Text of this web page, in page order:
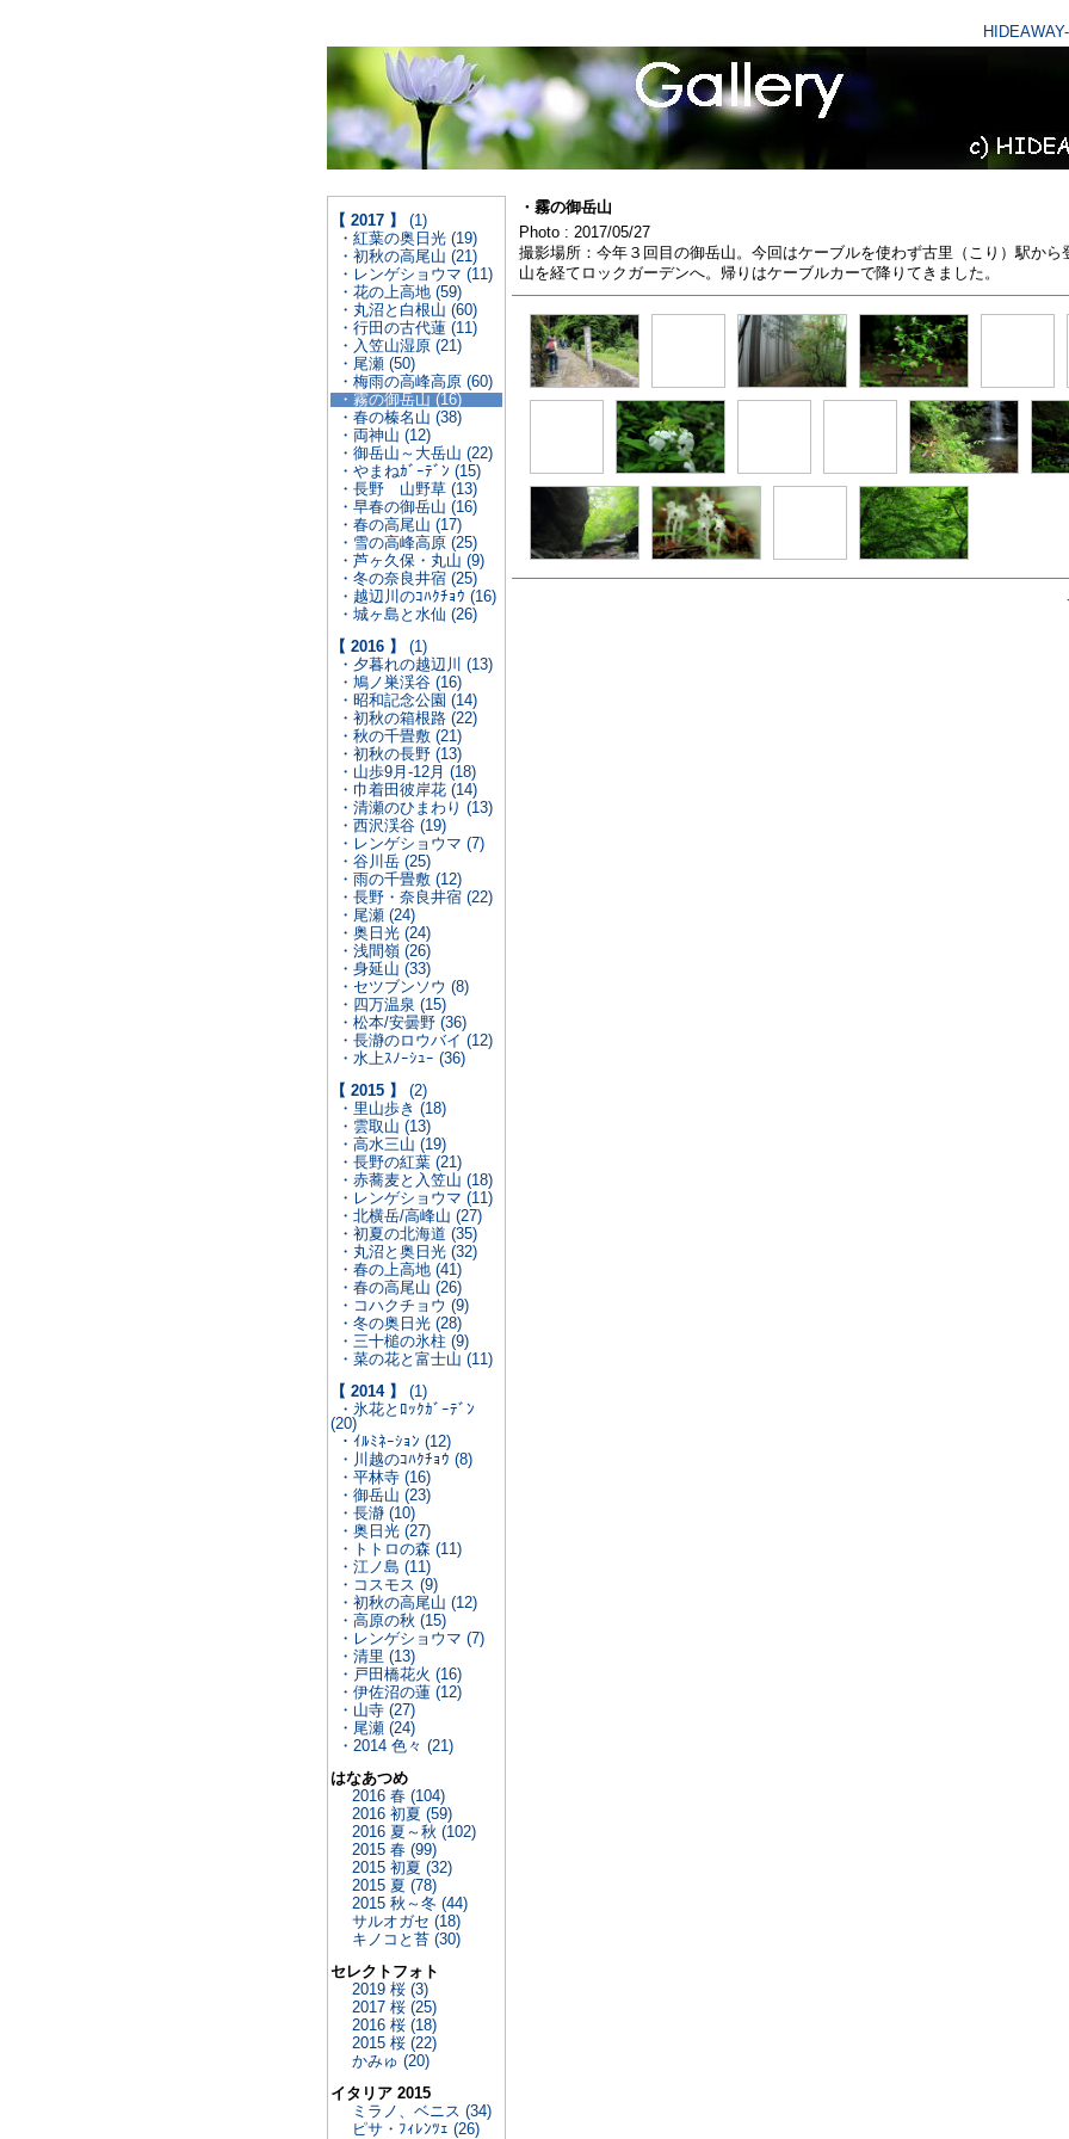
【 2017 】
(1)
・紅葉の奥日光 (19)
・初秋の高尾山 (21)
・レンゲショウマ (11)
・花の上高地 (59)
・丸沼と白根山 (60)
・行田の古代蓮 (11)
・入笠山湿原 (21)
・尾瀬 (50)
・梅雨の高峰高原 (60)
・霧の御岳山 (16)
・春の榛名山 (38)
・両神山 (12)
・御岳山～大岳山 (22)
・やまねｶﾞｰﾃﾞﾝ (15)
・長野 山野草 (13)
・早春の御岳山 (16)
・春の高尾山 (17)
・雪の高峰高原 (25)
・芦ヶ久保・丸山 (9)
・冬の奈良井宿 (25)
・越辺川のｺﾊｸﾁｮｳ (16)
・城ヶ島と水仙 (26)
【 2016 】
(1)
・夕暮れの越辺川 (13)
・鳩ノ巣渓谷 (16)
・昭和記念公園 (14)
・初秋の箱根路 (22)
・秋の千畳敷 (21)
・初秋の長野 (13)
・山歩9月-12月 (18)
・巾着田彼岸花 (14)
・清瀬のひまわり (13)
・西沢渓谷 (19)
・レンゲショウマ (7)
・谷川岳 (25)
・雨の千畳敷 (12)
・長野・奈良井宿 (22)
・尾瀬 (24)
・奥日光 (24)
・浅間嶺 (26)
・身延山 (33)
・セツブンソウ (8)
・四万温泉 (15)
・松本/安曇野 (36)
・長瀞のロウバイ (12)
・水上ｽﾉｰｼｭｰ (36)
【 2015 】
(2)
・里山歩き (18)
・雲取山 (13)
・高水三山 (19)
・長野の紅葉 (21)
・赤蕎麦と入笠山 (18)
・レンゲショウマ (11)
・北横岳/高峰山 (27)
・初夏の北海道 (35)
・丸沼と奥日光 (32)
・春の上高地 (41)
・春の高尾山 (26)
・コハクチョウ (9)
・冬の奥日光 (28)
・三十槌の氷柱 (9)
・菜の花と富士山 (11)
【 2014 】
(1)
・氷花とﾛｯｸｶﾞｰﾃﾞﾝ
(20)
・ｲﾙﾐﾈｰｼｮﾝ (12)
・川越のｺﾊｸﾁｮｳ (8)
・平林寺 (16)
・御岳山 (23)
・長瀞 (10)
・奥日光 (27)
・トトロの森 (11)
・江ノ島 (11)
・コスモス (9)
・初秋の高尾山 (12)
・高原の秋 (15)
・レンゲショウマ (7)
・清里 (13)
・戸田橋花火 (16)
・伊佐沼の蓮 (12)
・山寺 (27)
・尾瀬 (24)
・2014 色々 (21)
はなあつめ
2016 春 (104)
2016 初夏 (59)
2016 夏～秋 (102)
2015 春 (99)
2015 初夏 (32)
2015 夏 (78)
2015 秋～冬 (44)
サルオガセ (18)
キノコと苔 (30)
セレクトフォト
2019 桜 (3)
2017 桜 (25)
2016 桜 (18)
2015 桜 (22)
かみゅ (20)
イタリア 2015
ミラノ、ベニス (34)
ピサ・ﾌｨﾚﾝﾂｪ (26)
・霧の御岳山
Photo : 2017/05/27
撮影場所：今年３回目の御岳山。今回はケーブルを使わず古里（こり）駅から
山を経てロックガーデンへ。帰りはケーブルカーで降りてきました。